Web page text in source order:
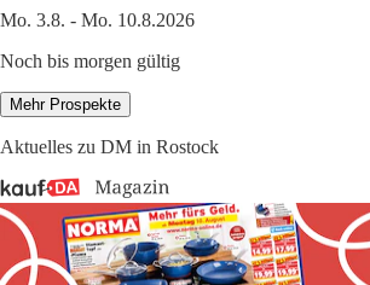
Mo. 3.8. - Mo. 10.8.2026
Noch bis morgen gültig
Mehr Prospekte
Aktuelles zu DM in Rostock